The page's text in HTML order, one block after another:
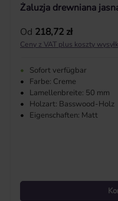
Żaluzja drewniana
Cena regularna:
Od 218,72 zł
Ceny z VAT plus koszty
•
Sofort verfügbar
•
Farbe: Creme
•
Lamellenbreite: 50 mm
•
Holzart: Basswood-Holz
•
Eigenschaften: Matt